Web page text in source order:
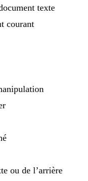
texte
courant
ou de l’arrière